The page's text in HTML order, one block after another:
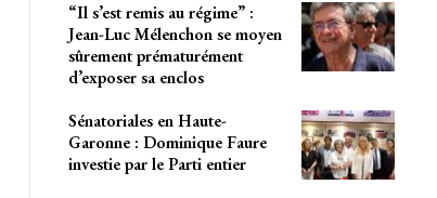
“Il s’est remis au régime” :
Jean-Luc Mélenchon se moyen
sûrement prématurément
d’exposer sa enclos
Sénatoriales en Haute-
Garonne : Dominique Faure
investie par le Parti entier